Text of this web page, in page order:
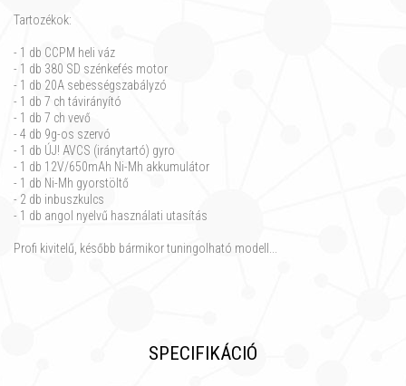
Tartozékok:
- 1 db CCPM heli váz
- 1 db 380 SD szénkefés motor
- 1 db 20A sebességszabályzó
- 1 db 7 ch távirányító
- 1 db 7 ch vevő
- 4 db 9g-os szervó
- 1 db ÚJ! AVCS (iránytartó) gyro
- 1 db 12V/650mAh Ni-Mh akkumulátor
- 1 db Ni-Mh gyorstöltő
- 2 db inbuszkulcs
- 1 db angol nyelvű használati utasítás
Profi kivitelű, később bármikor tuningolható modell...
SPECIFIKÁCIÓ